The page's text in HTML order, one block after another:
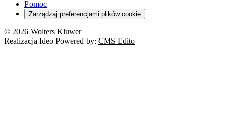
Pomoc
Zarządzaj preferencjami plików cookie
© 2026 Wolters Kluwer
Realizacja Ideo Powered by: CMS Edito